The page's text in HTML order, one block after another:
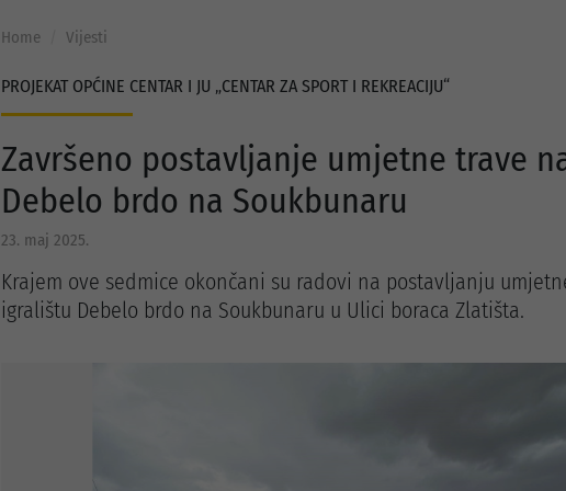
Home Vijesti
PROJEKAT OPĆINE CENTAR I JU „CENTAR ZA SPORT I REKREACIJU“
Završeno postavljanje umjetne trave
Debelo brdo na Soukbunaru
23. maj 2025.
Krajem ove sedmice okončani su radovi na postavljanju
igralištu Debelo brdo na Soukbunaru u Ulici boraca Zlatišta.